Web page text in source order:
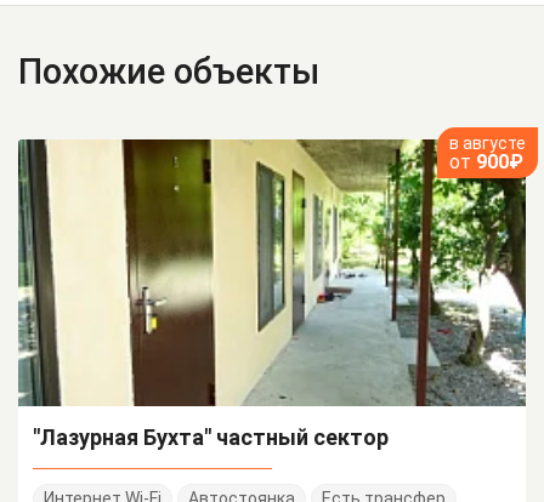
Похожие объекты
в августе
от 900₽
"Лазурная Бухта" частный сектор
Интернет Wi-Fi Автостоянка Есть трансфер